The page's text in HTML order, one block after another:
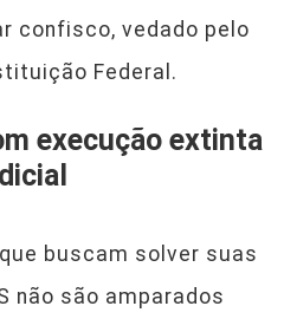
confisco, vedado pelo
Federal.
execução extinta
buscam solver suas
não são amparados